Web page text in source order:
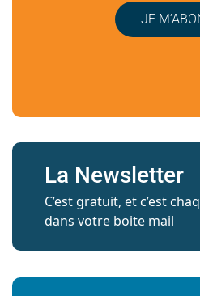
JE
La Newsletter
C’est gratuit, et c’est
dans votre boite mail